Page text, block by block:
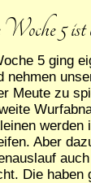
5 ist
5 ging
nehmen
Meute zu
Aber
Die